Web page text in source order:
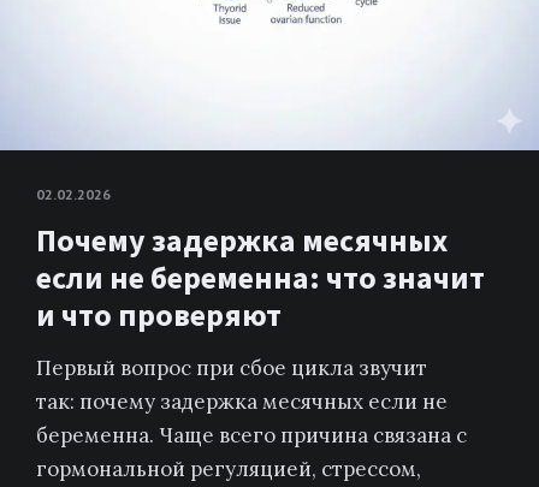
02.02.2026
Почему задержка месячных
если не беременна: что значит
и что проверяют
Первый вопрос при сбое цикла звучит
так: почему задержка месячных если не
беременна. Чаще всего причина связана с
гормональной регуляцией, стрессом,